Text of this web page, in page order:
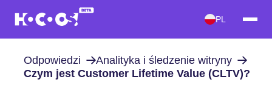
PL
Odpowiedzi
Analityka i śledzenie witryny
Czym jest Customer Lifetime Value (CLTV)?